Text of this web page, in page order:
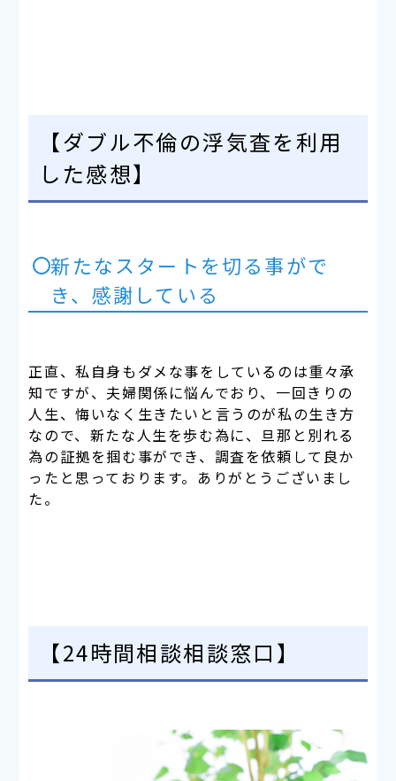
【ダブル不倫の浮気査を利用
した感想】
新たなスタートを切る事がで
き、感謝している
正直、私自身もダメな事をしているのは重々承
知ですが、夫婦関係に悩んでおり、一回きりの
人生、悔いなく生きたいと言うのが私の生き方
なので、新たな人生を歩む為に、旦那と別れる
為の証拠を掴む事ができ、調査を依頼して良か
ったと思っております。ありがとうございまし
た。
【24時間相談相談窓口】